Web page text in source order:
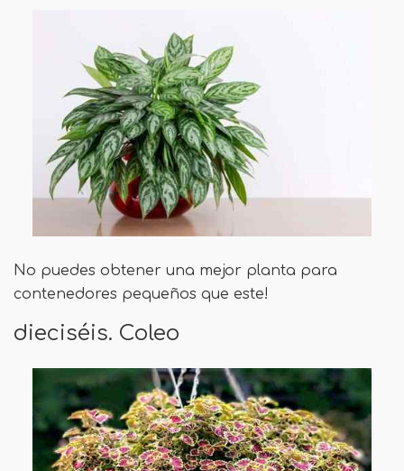
No puedes obtener una mejor planta para
contenedores pequeños que este!
dieciséis. Coleo